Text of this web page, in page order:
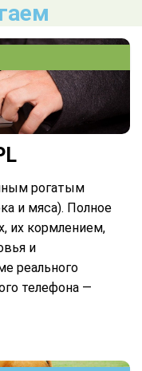
рогатым
и мяса). Полное
их кормлением,
и
реального
телефона —